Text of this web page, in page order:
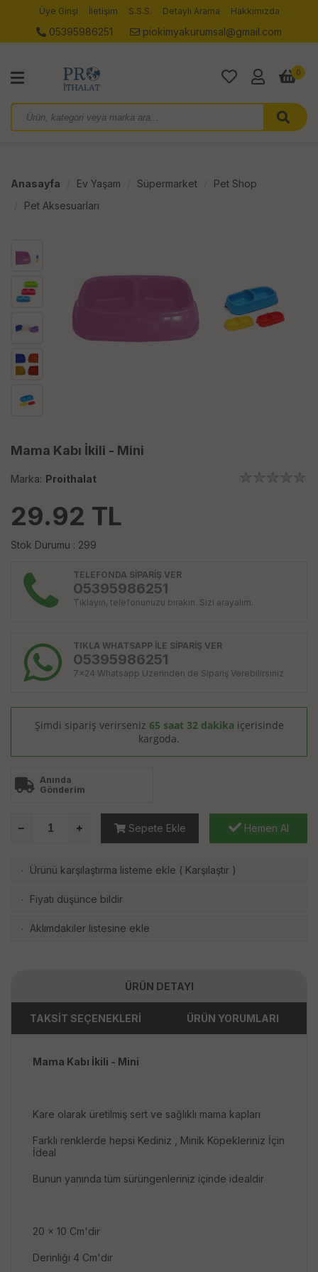
Üye Girişi İletişim S.S.S. Detaylı Arama Hakkımızda
05395986251 piokimyakurumsal@gmail.com
0
Anasayfa Ev Yaşam Süpermarket
Pet Shop
Pet Aksesuarları
Mama Kabı İkili - Mini
Marka: Proithalat
29.92 TL
Stok Durumu : 299
TELEFONDA SİPARİŞ VER
05395986251
Tıklayın, telefonunuzu bırakın. Sizi arayalım.
TIKLA WHATSAPP İLE SİPARİŞ VER
05395986251
7x24 Whatsapp Üzerinden de Sipariş Verebilirsiniz.
Şimdi sipariş verirseniz 65 saat 32 dakika içerisinde
kargoda.
Anında
Gönderim
Sepete Ekle Hemen Al
· Ürünü karşılaştırma listeme ekle ( Karşılaştır )
· Fiyatı düşünce bildir
· Aklımdakiler listesine ekle
ÜRÜN DETAYI
TAKSİT SEÇENEKLERİ ÜRÜN YORUMLARI
Mama Kabı İkili - Mini
Kare olarak üretilmiş sert ve sağlıklı mama kapları
Farklı renklerde hepsi Kediniz , Minik Köpekleriniz İçin
İdeal
Bunun yanında tüm sürüngenleriniz içinde idealdir
20 x 10 Cm'dir
Derinliği 4 Cm'dir